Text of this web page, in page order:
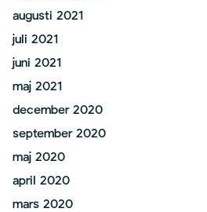
augusti 2021
juli 2021
juni 2021
maj 2021
december 2020
september 2020
maj 2020
april 2020
mars 2020